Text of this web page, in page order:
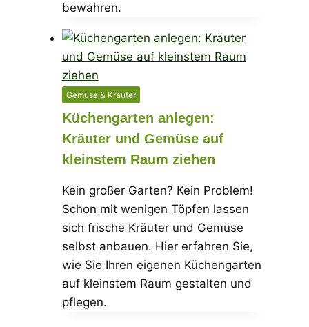
bewahren.
Gemüse & Kräuter
Küchengarten anlegen:
Kräuter und Gemüse auf
kleinstem Raum ziehen
Kein großer Garten? Kein Problem!
Schon mit wenigen Töpfen lassen
sich frische Kräuter und Gemüse
selbst anbauen. Hier erfahren Sie,
wie Sie Ihren eigenen Küchengarten
auf kleinstem Raum gestalten und
pflegen.